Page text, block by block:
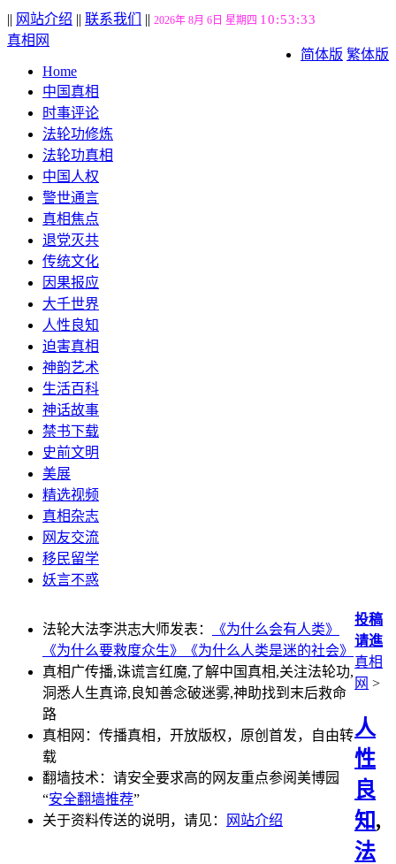
|| 网站介绍 || 联系我们 || 2026年 8月 6日 星期四 10:53:35
简体版 繁体版
真相网
Home
中国真相
时事评论
法轮功修炼
法轮功真相
中国人权
警世通言
真相焦点
退党灭共
传统文化
因果报应
大千世界
人性良知
迫害真相
神韵艺术
生活百科
神话故事
禁书下载
史前文明
美展
精选视频
真相杂志
网友交流
移民留学
妖言不惑
法轮大法李洪志大师发表：
《为什么会有人类》
《为什么要救度众生》
《为什么人类是迷的社会》
真相广传播,诛谎言红魔,了解中国真相,关注法轮功,
洞悉人生真谛,良知善念破迷雾,神助找到末后救命
路
真相网：传播真相，开放版权，原创首发，自由转
载
翻墙技术：请安全要求高的网友重点参阅美博园
“安全翻墙推荐”
关于资料传送的说明，请见：
网站介绍
投稿
请進
真相
网 >
人
性
良
知,
法